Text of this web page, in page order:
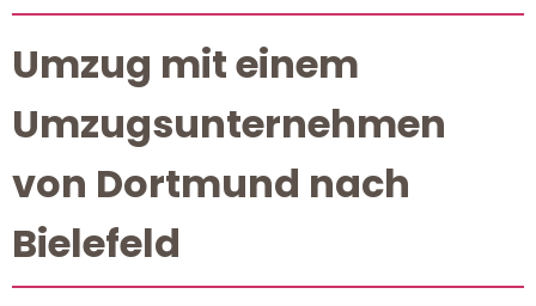
Umzug mit einem
Umzugsunternehmen
von Dortmund nach
Bielefeld